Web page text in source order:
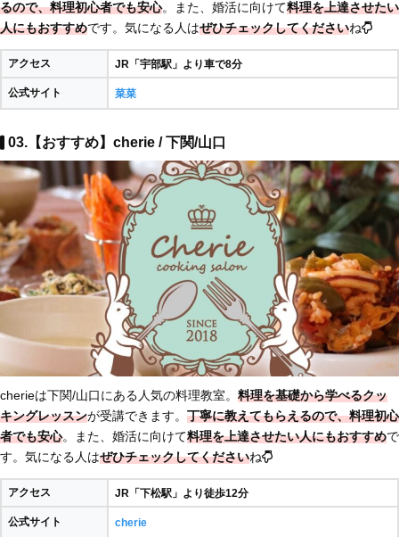
るので、料理初心者でも安心。また、婚活に向けて料理を上達させたい
人にもおすすめです。気になる人はぜひチェックしてくださいね
アクセス JR「宇部駅」より車で8分
公式サイト 菜菜
03.【おすすめ】cherie / 下関/山口
cherieは下関/山口にある人気の料理教室。 料理を基礎から学べるクッ
キングレッスンが受講できます。 丁寧に教えてもらえるので、料理初心
者でも安心。また、婚活に向けて料理を上達させたい人にもおすすめで
す。気になる人はぜひチェックしてくださいね
アクセス JR「下松駅」より徒歩12分
公式サイト cherie